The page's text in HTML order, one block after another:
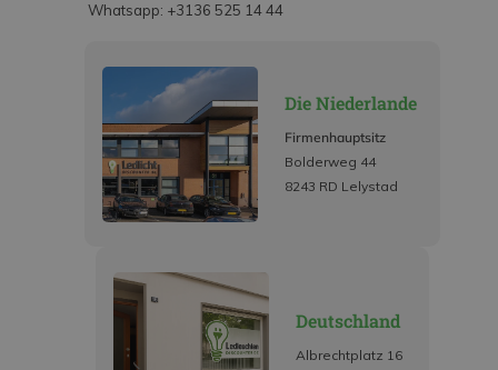
Whatsapp: +3136 525 14 44
Die Niederlande
Firmenhauptsitz
Bolderweg 44
8243 RD Lelystad
Deutschland
Albrechtplatz 16